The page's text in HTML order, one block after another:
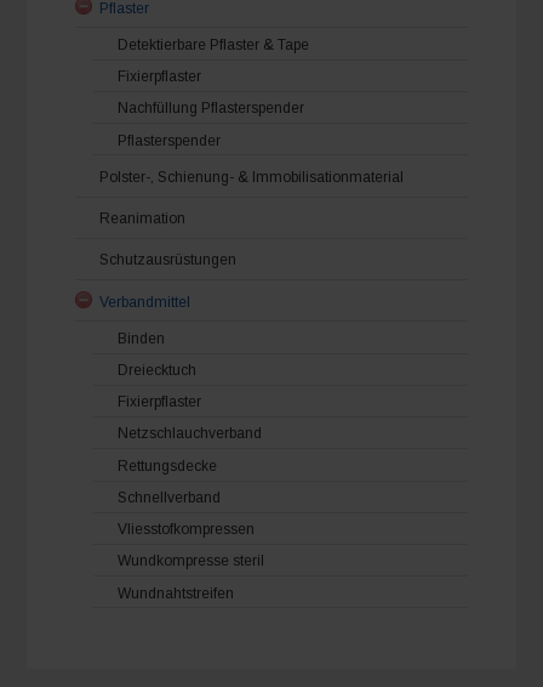
Pflaster
Detektierbare Pflaster & Tape
Fixierpflaster
Nachfüllung Pflasterspender
Pflasterspender
Polster-, Schienung- & Immobilisationmaterial
Reanimation
Schutzausrüstungen
Verbandmittel
Binden
Dreiecktuch
Fixierpflaster
Netzschlauchverband
Rettungsdecke
Schnellverband
Vliesstofkompressen
Wundkompresse steril
Wundnahtstreifen